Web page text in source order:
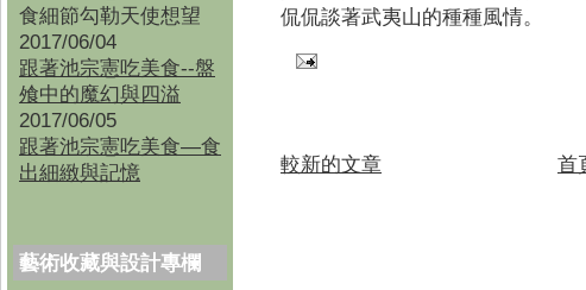
食細節勾勒天使想望
2017/06/04
跟著池宗憲吃美食--盤
飧中的魔幻與四溢
2017/06/05
跟著池宗憲吃美食—食
出細緻與記憶
藝術收藏與設計專欄
侃侃談著武夷山的種種風情。
較新的文章 首